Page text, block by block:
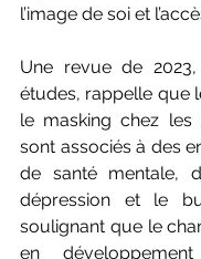
l’image de soi et
Une revue de
études, rappelle que
le masking chez les
sont associés à des
de santé mentale,
dépression et le
soulignant que le
en